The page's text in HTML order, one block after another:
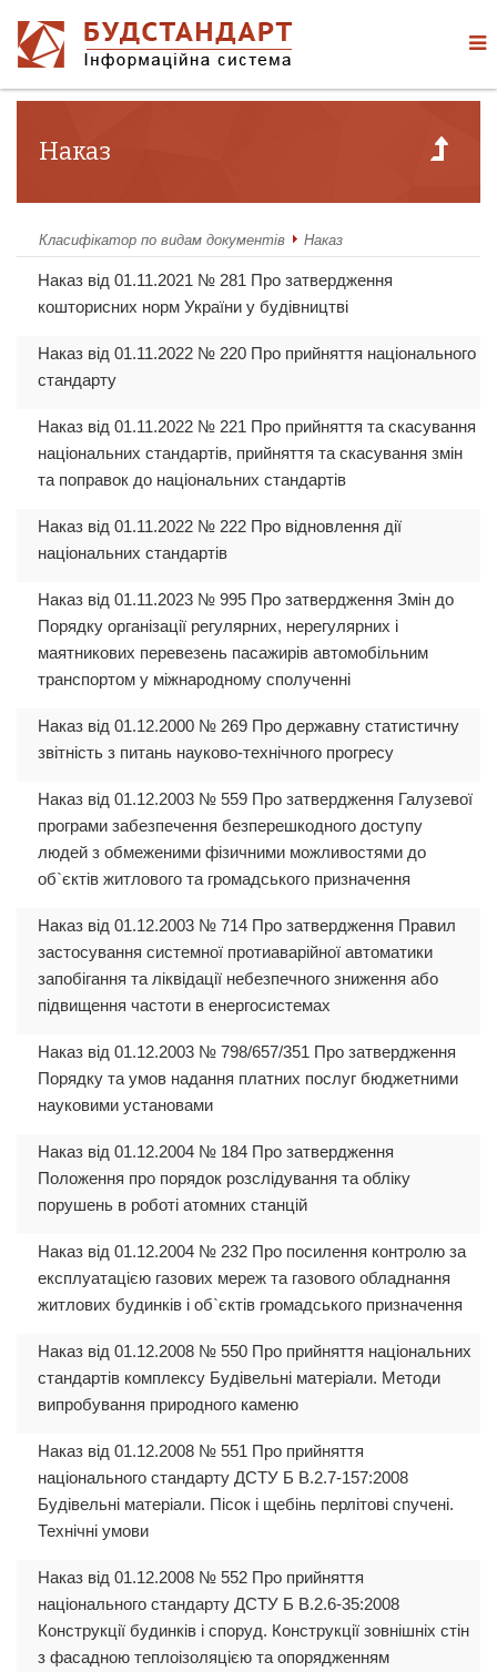
Наказ
Класифікатор по видам документів Наказ
Наказ від 01.11.2021 № 281 Про затвердження
кошторисних норм України у будівництві
Наказ від 01.11.2022 № 220 Про прийняття національного
стандарту
Наказ від 01.11.2022 № 221 Про прийняття та скасування
національних стандартів, прийняття та скасування змін
та поправок до національних стандартів
Наказ від 01.11.2022 № 222 Про відновлення дії
національних стандартів
Наказ від 01.11.2023 № 995 Про затвердження Змін до
Порядку організації регулярних, нерегулярних і
маятникових перевезень пасажирів автомобільним
транспортом у міжнародному сполученні
Наказ від 01.12.2000 № 269 Про державну статистичну
звітність з питань науково-технічного прогресу
Наказ від 01.12.2003 № 559 Про затвердження Галузевої
програми забезпечення безперешкодного доступу
людей з обмеженими фізичними можливостями до
об`єктів житлового та громадського призначення
Наказ від 01.12.2003 № 714 Про затвердження Правил
застосування системної протиаварійної автоматики
запобігання та ліквідації небезпечного зниження або
підвищення частоти в енергосистемах
Наказ від 01.12.2003 № 798/657/351 Про затвердження
Порядку та умов надання платних послуг бюджетними
науковими установами
Наказ від 01.12.2004 № 184 Про затвердження
Положення про порядок розслідування та обліку
порушень в роботі атомних станцій
Наказ від 01.12.2004 № 232 Про посилення контролю за
експлуатацією газових мереж та газового обладнання
житлових будинків і об`єктів громадського призначення
Наказ від 01.12.2008 № 550 Про прийняття національних
стандартів комплексу Будівельні матеріали. Методи
випробування природного каменю
Наказ від 01.12.2008 № 551 Про прийняття
національного стандарту ДСТУ Б В.2.7-157:2008
Будівельні матеріали. Пісок і щебінь перлітові спучені.
Технічні умови
Наказ від 01.12.2008 № 552 Про прийняття
національного стандарту ДСТУ Б В.2.6-35:2008
Конструкції будинків і споруд. Конструкції зовнішніх стін
з фасадною теплоізоляцією та опорядженням